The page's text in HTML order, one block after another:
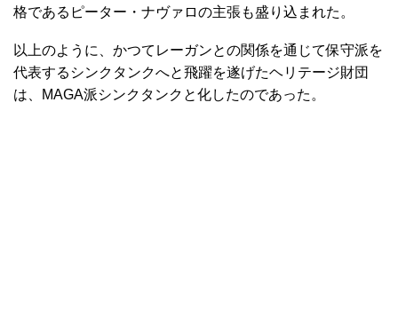
格であるピーター・ナヴァロの主張も盛り込まれた。
以上のように、かつてレーガンとの関係を通じて保守派を
代表するシンクタンクへと飛躍を遂げたヘリテージ財団
は、MAGA派シンクタンクと化したのであった。